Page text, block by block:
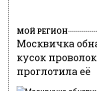
МОЙ РЕГИОН
Москвичка
кусок
проглотила её